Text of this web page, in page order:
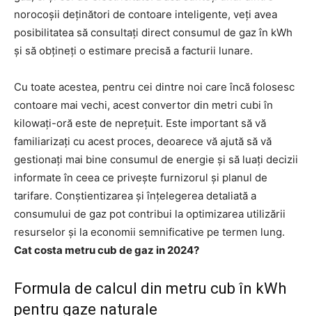
norocoșii deținători de contoare inteligente, veți avea
posibilitatea să consultați direct consumul de gaz în kWh
și să obțineți o estimare precisă a facturii lunare.
Cu toate acestea, pentru cei dintre noi care încă folosesc
contoare mai vechi, acest convertor din metri cubi în
kilowați-oră este de neprețuit. Este important să vă
familiarizați cu acest proces, deoarece vă ajută să vă
gestionați mai bine consumul de energie și să luați decizii
informate în ceea ce privește furnizorul și planul de
tarifare. Conștientizarea și înțelegerea detaliată a
consumului de gaz pot contribui la optimizarea utilizării
resurselor și la economii semnificative pe termen lung.
Cat costa metru cub de gaz in 2024?
Formula de calcul din metru cub în kWh
pentru gaze naturale